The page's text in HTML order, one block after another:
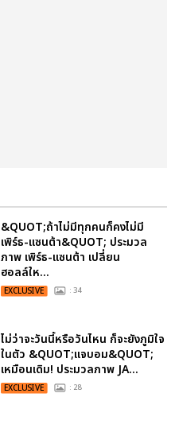
&QUOT;ถ้าไม่มีทุกคนก็คงไม่มี
เพิร์ธ-แซนต้า&QUOT; ประมวล
ภาพ เพิร์ธ-แซนต้า เปลี่ยน
ฮอลล์ให...
EXCLUSIVE : 34
ไม่ว่าจะวันนี้หรือวันไหน ก็จะยังภูมิใจ
ในตัว &QUOT;แจบอม&QUOT;
เหมือนเดิม! ประมวลภาพ JA...
EXCLUSIVE : 28